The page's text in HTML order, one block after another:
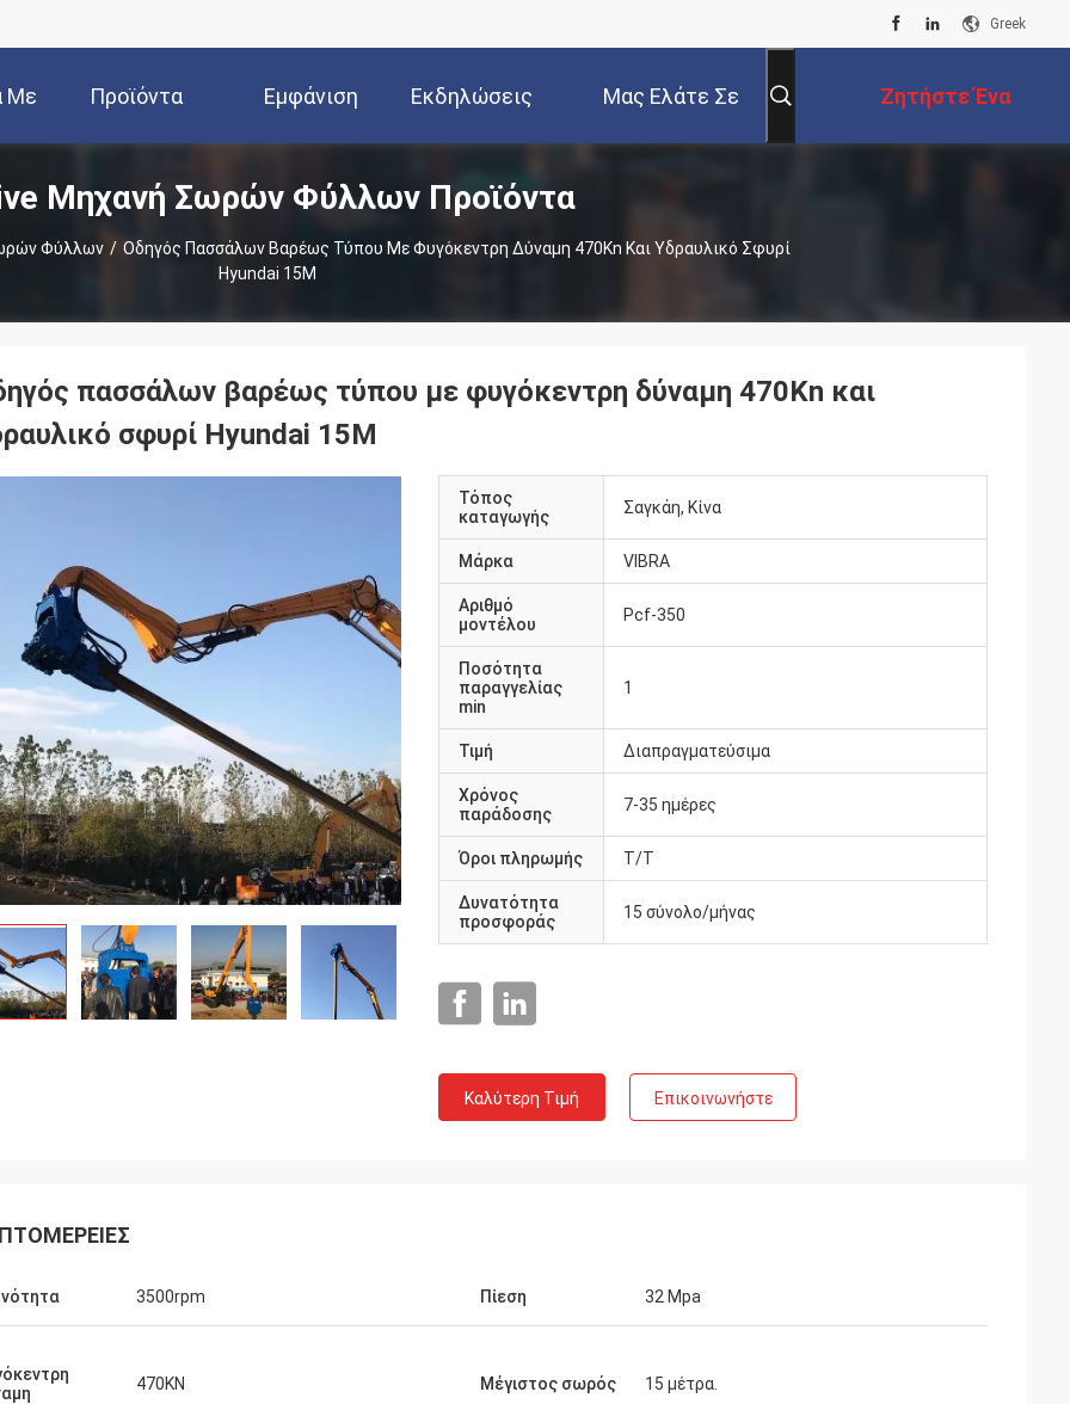
Greek
Με Προϊόντα Εμφάνιση
VR
Εκδηλώσεις Μας Ελάτε Σε Ζητήστε Ένα
Απόσπασμα
Μηχανή Σωρών Φύλλων Προϊόντα
Φύλλων / Οδηγός Πασσάλων Βαρέως Τύπου Με Φυγόκεντρη Δύναμη 470Kn Και Υδραυλικό Σφυρί
Hyundai 15M
πασσάλων βαρέως τύπου με φυγόκεντρη δύναμη 470Kn και
σφυρί Hyundai 15M
Τόπος
καταγωγής
Σαγκάη, Κίνα
Μάρκα VIBRA
Αριθμό
μοντέλου
Pcf-350
Ποσότητα
παραγγελίας
min
1
Τιμή Διαπραγματεύσιμα
Χρόνος
παράδοσης
7-35 ημέρες
Όροι πληρωμής T/T
Δυνατότητα
προσφοράς
15 σύνολο/μήνας
Καλύτερη Τιμή Επικοινωνήστε
3500rpm Πίεση 32 Mpa
470KN Μέγιστος σωρός 15 μέτρα.